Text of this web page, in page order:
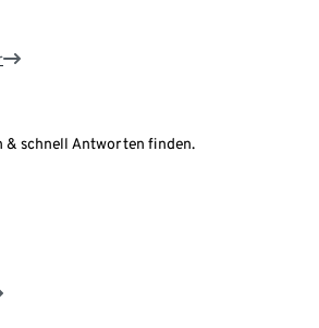
& schnell Antworten finden.